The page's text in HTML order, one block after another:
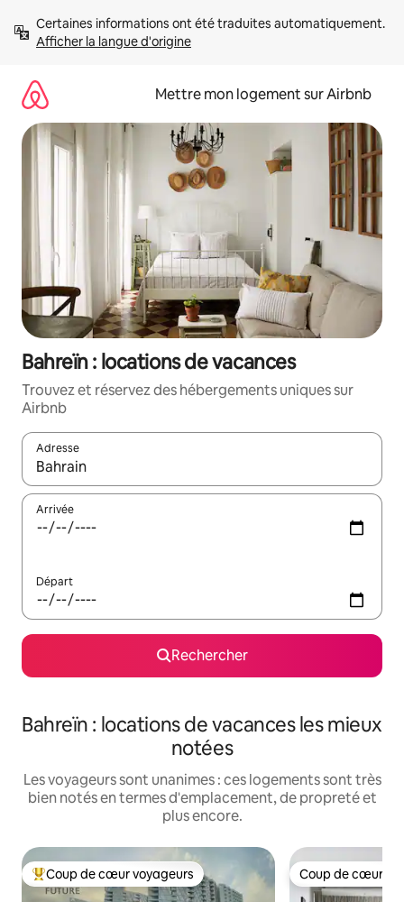
directement
Afficher la langue d'origine
Mettre mon logement sur Airbnb
Bahreïn : locations de vacances
Trouvez et réservez des hébergements uniques sur
Airbnb
Adresse
Lorsque les résultats s'affichent, utilisez les flèches vers le
Arrivée
Départ
Rechercher
Bahreïn : locations de vacances les mieux
notées
Les voyageurs sont unanimes : ces logements sont très
bien notés en termes d'emplacement, de propreté et
plus encore.
Coups de cœur voyageurs les plus appréciés
Coup de cœur voyageurs Coup de cœur
Coup de cœur